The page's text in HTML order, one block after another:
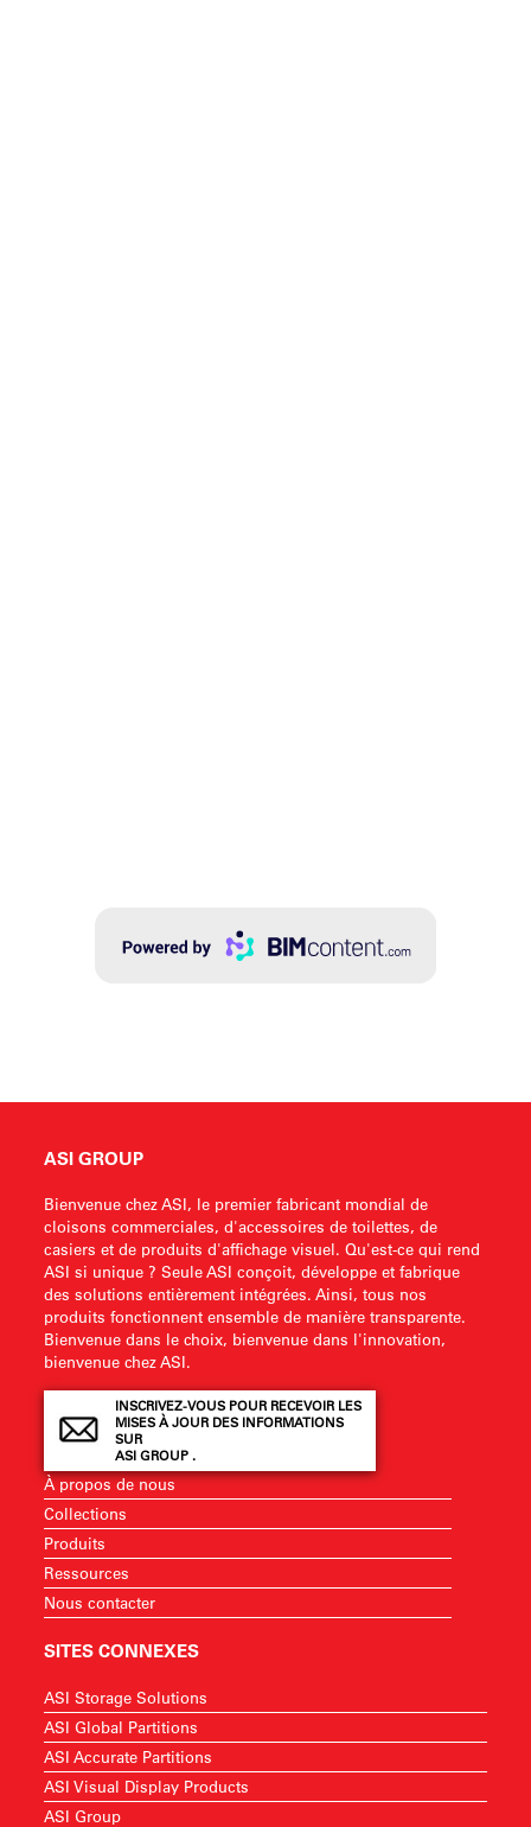
ASI GROUP
Bienvenue chez ASI, le premier fabricant mondial de
cloisons commerciales, d'accessoires de toilettes, de
casiers et de produits d'affichage visuel. Qu'est-ce qui rend
ASI si unique ? Seule ASI conçoit, développe et fabrique
des solutions entièrement intégrées. Ainsi, tous nos
produits fonctionnent ensemble de manière transparente.
Bienvenue dans le choix, bienvenue dans l'innovation,
bienvenue chez ASI.
INSCRIVEZ-VOUS POUR RECEVOIR LES
MISES À JOUR DES INFORMATIONS
SUR
ASI GROUP .
À propos de nous
Collections
Produits
Ressources
Nous contacter
SITES CONNEXES
ASI Storage Solutions
ASI Global Partitions
ASI Accurate Partitions
ASI Visual Display Products
ASI Group